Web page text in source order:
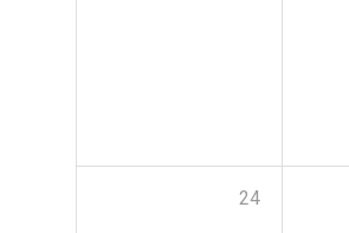
24